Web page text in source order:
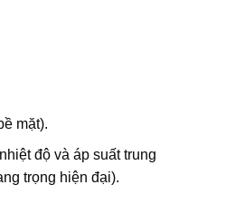
mặt).
độ và áp suất trung
trọng hiện đại).